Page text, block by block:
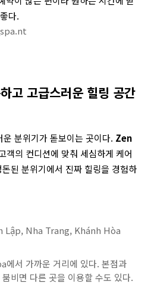
다.
고 고급스러운 힐링 공간
분위기가 돋보이는 곳이다. Zen
객의 컨디션에 맞춰 세심하게 케어
된 분위기에서 진짜 힐링을 경험하
Lập, Nha Trang, Khánh Hòa
서 가까운 거리에 있다. 본점과
비면 다른 곳을 이용할 수도 있다.